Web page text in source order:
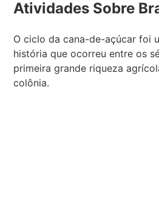
Atividades Sobre
O ciclo da cana-de-açúcar foi
história que ocorreu entre os
primeira grande riqueza
colônia.